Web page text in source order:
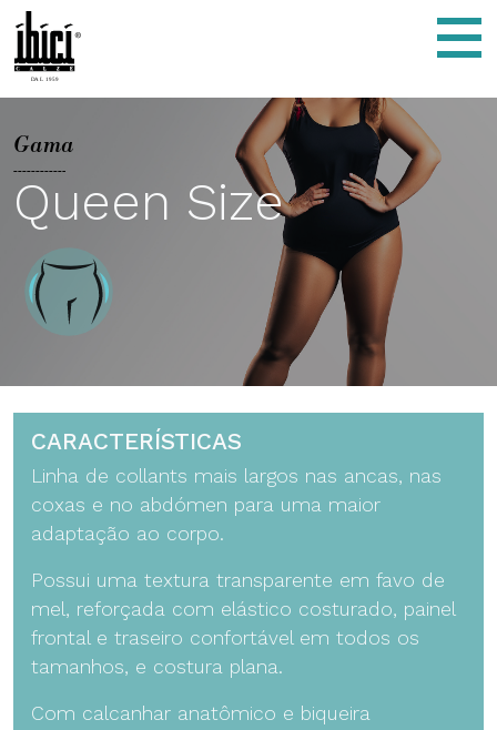
Menu
Gama
Queen Size
CARACTERÍSTICAS
Linha de collants mais largos nas ancas, nas
coxas e no abdómen para uma maior
adaptação ao corpo.
Possui uma textura transparente em favo de
mel, reforçada com elástico costurado, painel
frontal e traseiro confortável em todos os
tamanhos, e costura plana.
Com calcanhar anatômico e biqueira